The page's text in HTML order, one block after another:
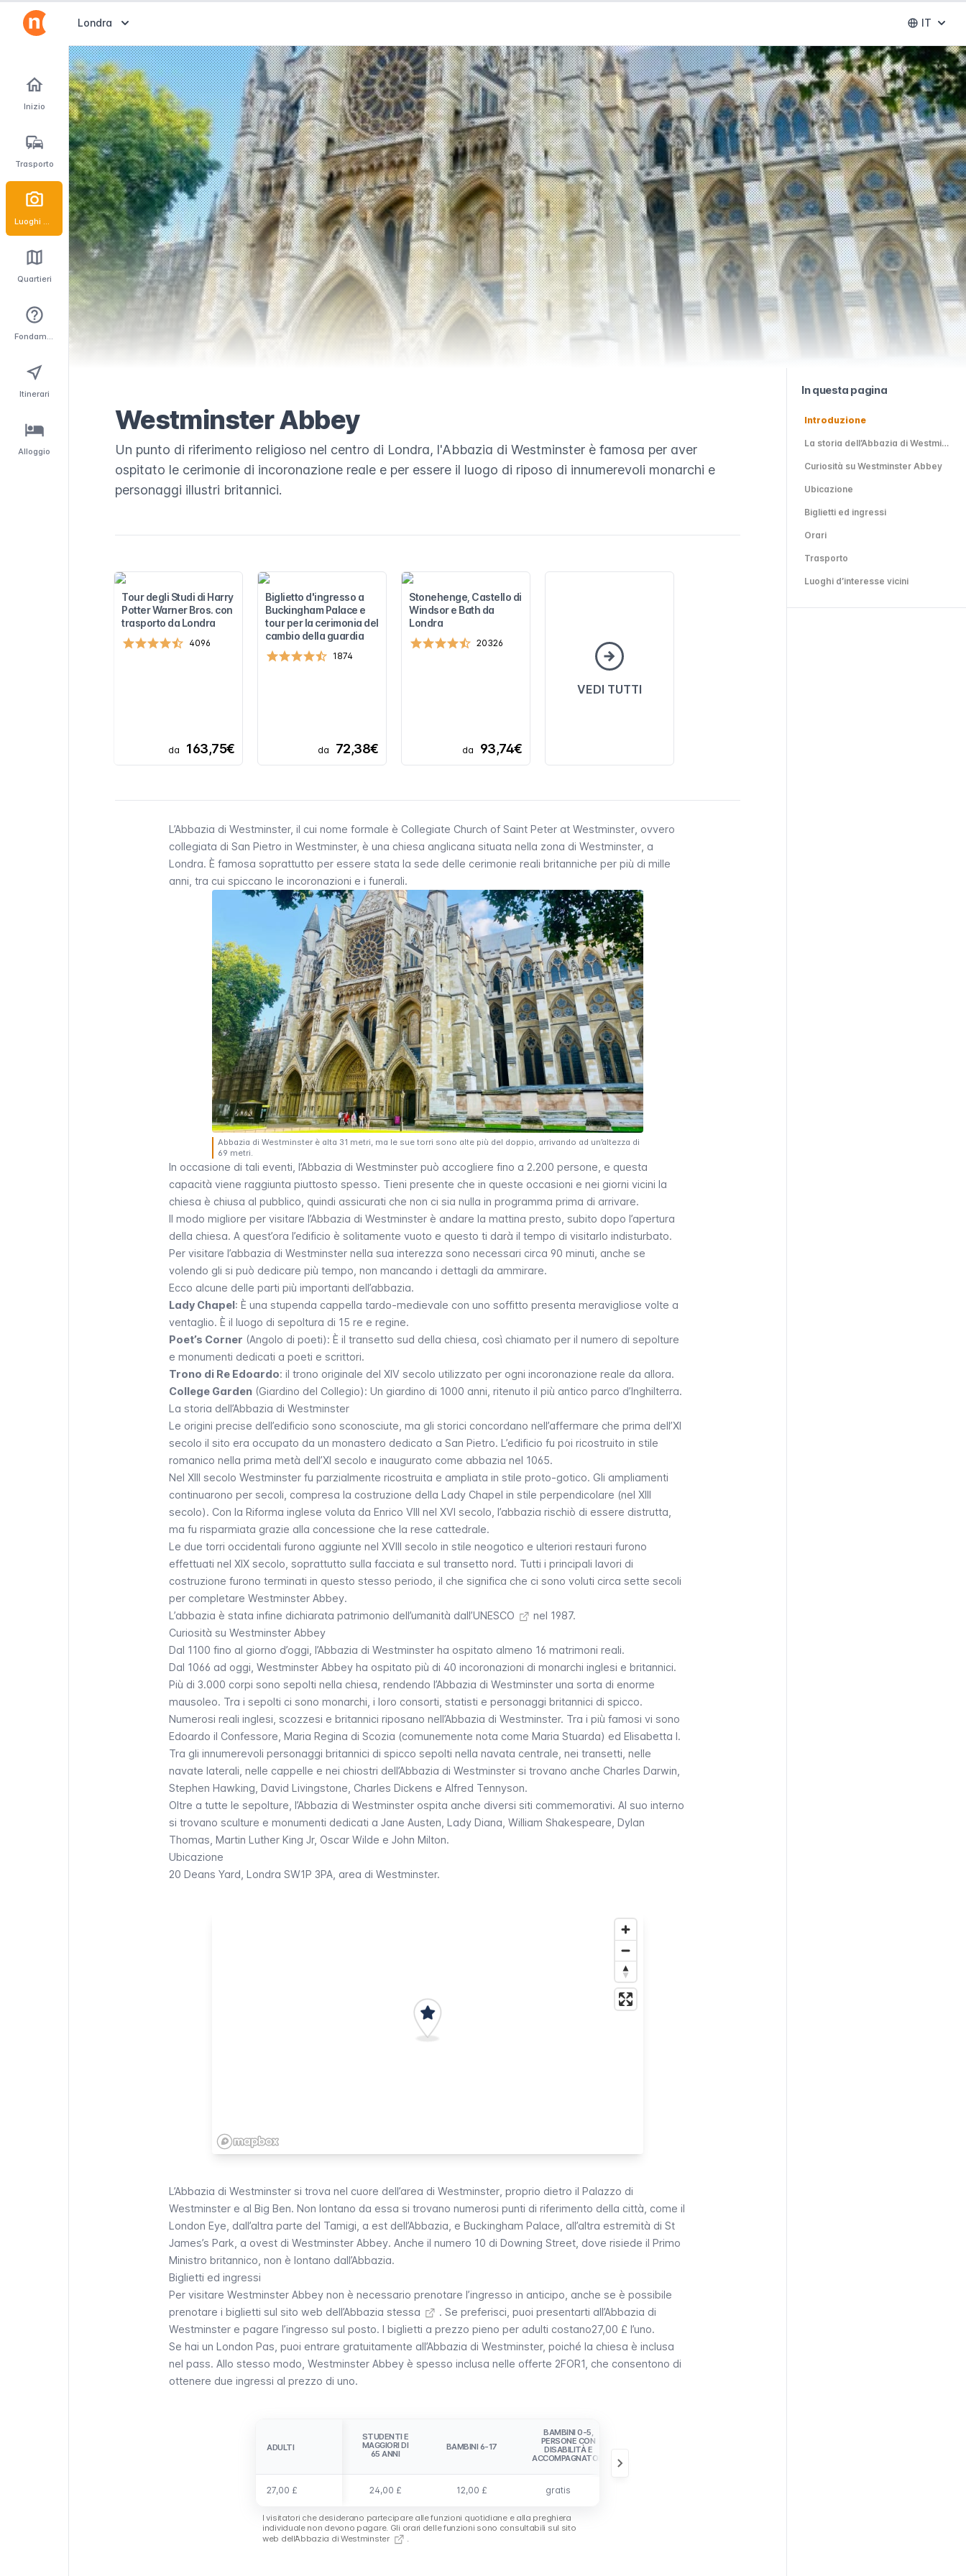
Inizio
Trasporto
Luoghi d'interesse
Quartieri
Fondamentali
Itinerari
Alloggio
Abrir selector de destinos
Londra Abrir
IT
Westminster Abbey
Un punto di riferimento religioso nel centro di Londra, l'Abbazia di Westminster è famosa per aver
ospitato le cerimonie di incoronazione reale e per essere il luogo di riposo di innumerevoli monarchi e
personaggi illustri britannici.
Tour degli Studi di Harry
Potter Warner Bros. con
trasporto da Londra
4096
da 163,75€
Biglietto d'ingresso a
Buckingham Palace e
tour per la cerimonia del
cambio della guardia
1874
da 72,38€
Stonehenge, Castello di
Windsor e Bath da
Londra
20326
da 93,74€
VEDI TUTTI
L’Abbazia di Westminster, il cui nome formale è Collegiate Church of Saint Peter at Westminster , ovvero
collegiata di San Pietro in Westminster, è una chiesa anglicana situata nella zona di Westminster , a
Londra. È famosa soprattutto per essere stata la sede delle cerimonie reali britanniche per più di mille
anni, tra cui spiccano le incoronazioni e i funerali.
Abbazia di Westminster è alta 31 metri, ma le sue torri sono alte più del doppio, arrivando ad un’altezza di
69 metri.
In occasione di tali eventi, l’Abbazia di Westminster può accogliere fino a 2.200 persone, e questa
capacità viene raggiunta piuttosto spesso. Tieni presente che in queste occasioni e nei giorni vicini la
chiesa è chiusa al pubblico, quindi assicurati che non ci sia nulla in programma prima di arrivare.
Il modo migliore per visitare l’Abbazia di Westminster è andare la mattina presto, subito dopo l’apertura
della chiesa. A quest’ora l’edificio è solitamente vuoto e questo ti darà il tempo di visitarlo indisturbato.
Per visitare l’abbazia di Westminster nella sua interezza sono necessari circa 90 minuti, anche se
volendo gli si può dedicare più tempo, non mancando i dettagli da ammirare.
Ecco alcune delle parti più importanti dell’abbazia.
Lady Chapel: È una stupenda cappella tardo-medievale con uno soffitto presenta meravigliose volte a
ventaglio. È il luogo di sepoltura di 15 re e regine.
Poet’s Corner (Angolo di poeti): È il transetto sud della chiesa, così chiamato per il numero di sepolture
e monumenti dedicati a poeti e scrittori.
Trono di Re Edoardo: il trono originale del XIV secolo utilizzato per ogni incoronazione reale da allora.
College Garden (Giardino del Collegio): Un giardino di 1000 anni, ritenuto il più antico parco d’Inghilterra.
La storia dell’Abbazia di Westminster
Le origini precise dell’edificio sono sconosciute, ma gli storici concordano nell’affermare che prima dell’XI
secolo il sito era occupato da un monastero dedicato a San Pietro. L’edificio fu poi ricostruito in stile
romanico nella prima metà dell’XI secolo e inaugurato come abbazia nel 1065.
Nel XIII secolo Westminster fu parzialmente ricostruita e ampliata in stile proto-gotico. Gli ampliamenti
continuarono per secoli, compresa la costruzione della Lady Chapel in stile perpendicolare (nel XIII
secolo). Con la Riforma inglese voluta da Enrico VIII nel XVI secolo, l’abbazia rischiò di essere distrutta,
ma fu risparmiata grazie alla concessione che la rese cattedrale.
Le due torri occidentali furono aggiunte nel XVIII secolo in stile neogotico e ulteriori restauri furono
effettuati nel XIX secolo, soprattutto sulla facciata e sul transetto nord. Tutti i principali lavori di
costruzione furono terminati in questo stesso periodo, il che significa che ci sono voluti circa sette secoli
per completare Westminster Abbey.
L’abbazia è stata infine dichiarata patrimonio dell’umanità dall’UNESCO
nel 1987.
Curiosità su Westminster Abbey
Dal 1100 fino al giorno d’oggi, l’Abbazia di Westminster ha ospitato almeno 16 matrimoni reali.
Dal 1066 ad oggi, Westminster Abbey ha ospitato più di 40 incoronazioni di monarchi inglesi e britannici.
Più di 3.000 corpi sono sepolti nella chiesa, rendendo l’Abbazia di Westminster una sorta di enorme
mausoleo. Tra i sepolti ci sono monarchi, i loro consorti, statisti e personaggi britannici di spicco.
Numerosi reali inglesi, scozzesi e britannici riposano nell’Abbazia di Westminster. Tra i più famosi vi sono
Edoardo il Confessore, Maria Regina di Scozia (comunemente nota come Maria Stuarda) ed Elisabetta I.
Tra gli innumerevoli personaggi britannici di spicco sepolti nella navata centrale, nei transetti, nelle
navate laterali, nelle cappelle e nei chiostri dell’Abbazia di Westminster si trovano anche Charles Darwin,
Stephen Hawking, David Livingstone, Charles Dickens e Alfred Tennyson.
Oltre a tutte le sepolture, l’Abbazia di Westminster ospita anche diversi siti commemorativi. Al suo interno
si trovano sculture e monumenti dedicati a Jane Austen, Lady Diana, William Shakespeare, Dylan
Thomas, Martin Luther King Jr, Oscar Wilde e John Milton.
Ubicazione
20 Deans Yard, Londra SW1P 3PA, area di Westminster.
L’Abbazia di Westminster si trova nel cuore dell’area di Westminster , proprio dietro il Palazzo di
Westminster e al Big Ben. Non lontano da essa si trovano numerosi punti di riferimento della città, come il
London Eye , dall’altra parte del Tamigi, a est dell’Abbazia, e Buckingham Palace , all’altra estremità di St
James’s Park , a ovest di Westminster Abbey. Anche il numero 10 di Downing Street , dove risiede il Primo
Ministro britannico, non è lontano dall’Abbazia.
Biglietti ed ingressi
Per visitare Westminster Abbey non è necessario prenotare l’ingresso in anticipo, anche se è possibile
prenotare i biglietti sul sito web dell’Abbazia stessa
. Se preferisci, puoi presentarti all’Abbazia di
Westminster e pagare l’ingresso sul posto. I biglietti a prezzo pieno per adulti costano27,00 £ l’uno.
Se hai un London Pas , puoi entrare gratuitamente all’Abbazia di Westminster, poiché la chiesa è inclusa
nel pass. Allo stesso modo, Westminster Abbey è spesso inclusa nelle offerte 2FOR1 , che consentono di
ottenere due ingressi al prezzo di uno.
ADULTI
27,00 £
ADULTI
STUDENTI E
MAGGIORI DI
65 ANNI
BAMBINI 6-17
BAMBINI 0-5,
PERSONE CON
DISABILITÀ E
ACCOMPAGNATORI
27,00 £ 24,00 £ 12,00 £ gratis
I visitatori che desiderano partecipare alle funzioni quotidiane e alla preghiera
individuale non devono pagare. Gli orari delle funzioni sono consultabili sul sito
web dell’Abbazia di Westminster
.
In questa pagina
Introduzione
La storia dell’Abbazia di Westminster
Curiosità su Westminster Abbey
Ubicazione
Biglietti ed ingressi
Orari
Trasporto
Luoghi d’interesse vicini